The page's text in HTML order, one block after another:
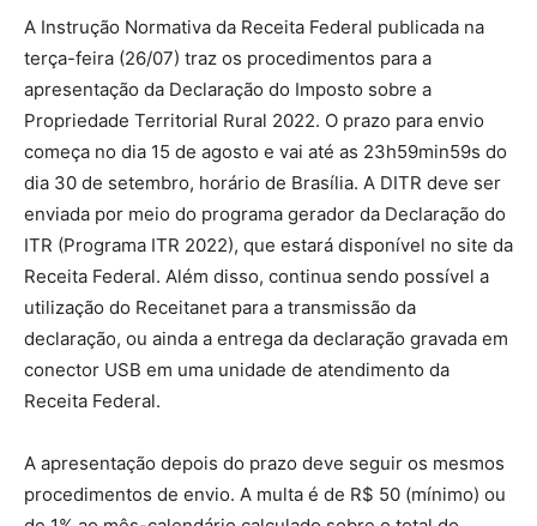
A Instrução Normativa da Receita Federal publicada na
terça-feira (26/07) traz os procedimentos para a
apresentação da Declaração do Imposto sobre a
Propriedade Territorial Rural 2022. O prazo para envio
começa no dia 15 de agosto e vai até as 23h59min59s do
dia 30 de setembro, horário de Brasília. A DITR deve ser
enviada por meio do programa gerador da Declaração do
ITR (Programa ITR 2022), que estará disponível no site da
Receita Federal. Além disso, continua sendo possível a
utilização do Receitanet para a transmissão da
declaração, ou ainda a entrega da declaração gravada em
conector USB em uma unidade de atendimento da
Receita Federal.
A apresentação depois do prazo deve seguir os mesmos
procedimentos de envio. A multa é de R$ 50 (mínimo) ou